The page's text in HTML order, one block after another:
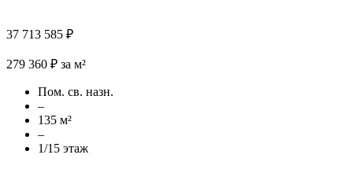
37 713 585 ₽
279 360 ₽ за м²
Пом. св. назн.
–
135 м²
–
1/15 этаж